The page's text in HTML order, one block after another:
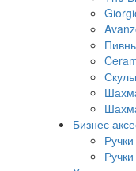
Бизнес